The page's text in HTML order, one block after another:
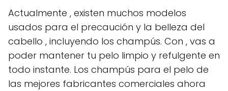
Actualmente , existen muchos modelos
usados para el precaución y la belleza del
cabello , incluyendo los champús. Con , vas a
poder mantener tu pelo limpio y refulgente en
todo instante. Los champús para el pelo de
las mejores fabricantes comerciales ahora